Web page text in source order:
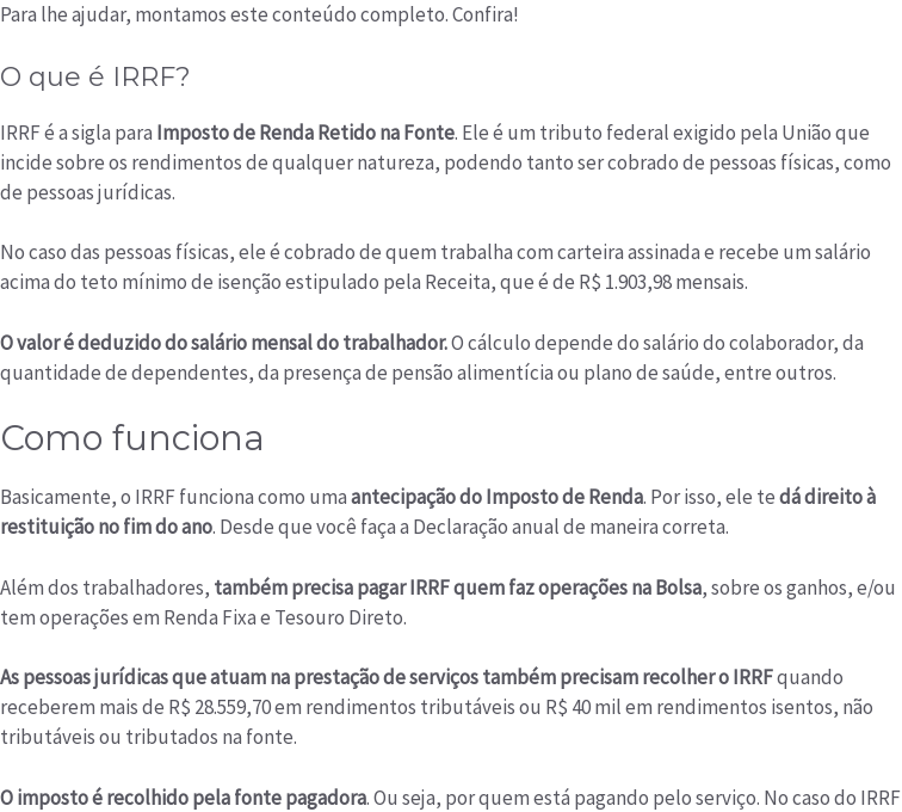
Para lhe ajudar, montamos este conteúdo completo. Confira!
O que é IRRF?
IRRF é a sigla para Imposto de Renda Retido na Fonte. Ele é um tributo federal exigido pela União que
incide sobre os rendimentos de qualquer natureza, podendo tanto ser cobrado de pessoas físicas, como
de pessoas jurídicas.
No caso das pessoas físicas, ele é cobrado de quem trabalha com carteira assinada e recebe um salário
acima do teto mínimo de isenção estipulado pela Receita, que é de R$ 1.903,98 mensais.
O valor é deduzido do salário mensal do trabalhador.O cálculo depende do salário do colaborador, da
quantidade de dependentes, da presença de pensão alimentícia ou plano de saúde, entre outros.
Como funciona
Basicamente, o IRRF funciona como umaantecipação do Imposto de Renda. Por isso, ele tedá direito à
restituição no fim do ano. Desde que você faça a Declaração anual de maneira correta.
Além dos trabalhadores, também precisa pagar IRRF quem faz operações na Bolsa, sobre os ganhos, e/ou
tem operações em Renda Fixa e Tesouro Direto.
As pessoas jurídicas que atuam na prestação de serviços também precisam recolher o IRRFquando
receberem mais de R$ 28.559,70 em rendimentos tributáveis ou R$ 40 mil em rendimentos isentos, não
tributáveis ou tributados na fonte.
O imposto é recolhido pela fonte pagadora. Ou seja, por quem está pagando pelo serviço. No caso do IRRF